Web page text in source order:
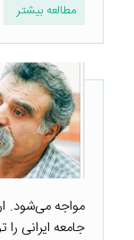
مطالعه بیشتر
مواجه می‌شود.
جامعه ایرانی